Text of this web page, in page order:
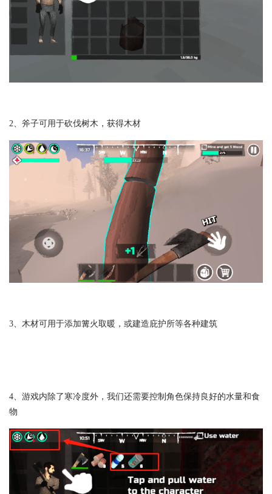
2、斧子可用于砍伐树木，获得木材
3、木材可用于添加篝火取暖，或建造庇护所等各种建筑
4、游戏内除了寒冷度外，我们还需要控制角色保持良好的水量和食
物